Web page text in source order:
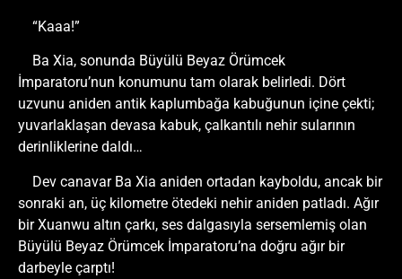
“Kaaa!”
Ba Xia, sonunda Büyülü Beyaz Örümcek
İmparatoru’nun konumunu tam olarak belirledi. Dört
uzvunu aniden antik kaplumbağa kabuğunun içine çekti;
yuvarlaklaşan devasa kabuk, çalkantılı nehir sularının
derinliklerine daldı…
Dev canavar Ba Xia aniden ortadan kayboldu, ancak bir
sonraki an, üç kilometre ötedeki nehir aniden patladı. Ağır
bir Xuanwu altın çarkı, ses dalgasıyla sersemlemiş olan
Büyülü Beyaz Örümcek İmparatoru’na doğru ağır bir
darbeyle çarptı!